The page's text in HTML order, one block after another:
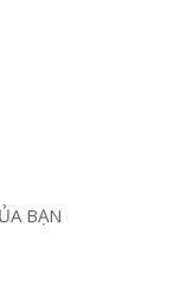
BẠN